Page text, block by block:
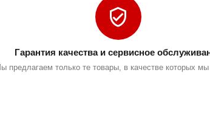
Гарантия качества и сервисное
предлагаем только те товары, в качестве которых